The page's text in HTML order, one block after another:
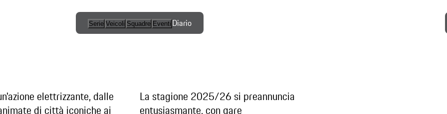
Serie Veicoli Squadre Eventi Diario
One-Make
elettrizzante, dalle
di città iconiche ai
La stagione 2025/26 si preannuncia
entusiasmante, con gare